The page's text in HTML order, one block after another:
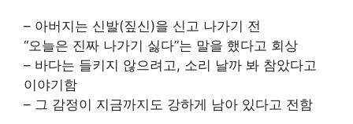
– 아버지는 신발(짚신)을 신고 나가기 전
“오늘은 진짜 나가기 싫다”는 말을 했다고 회상
– 바다는 들키지 않으려고, 소리 날까 봐 참았다고
이야기함
– 그 감정이 지금까지도 강하게 남아 있다고 전함